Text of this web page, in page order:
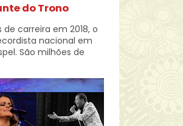
do Trono
carreira em 2018, o
nacional em
São milhões de